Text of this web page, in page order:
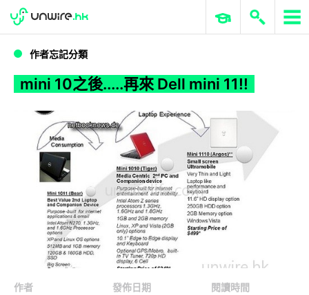
mini 10之後.....再來 Dell mini 11!!
WWDC 2026 ERP 與商業 AI
作者忘記分類
mini 10之後.....再來 Dell mini 11!!
作者
發佈日期
閱讀時間